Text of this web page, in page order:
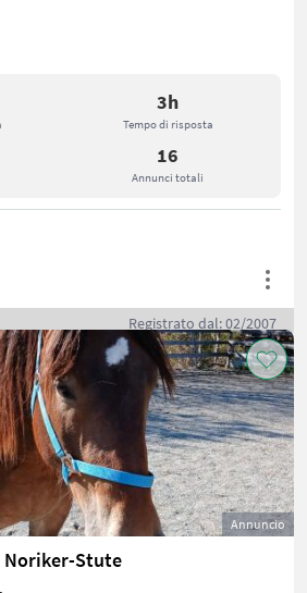
3h
Tempo di risposta
16
Annunci totali
Registrato dal: 02/2007
Annuncio
Noriker-Stute